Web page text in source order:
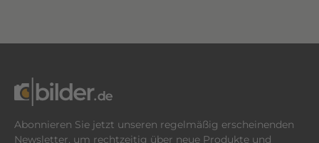
Abonnieren Sie jetzt unseren regelmäßig erscheinenden
Newsletter, um rechtzeitig über neue Produkte und